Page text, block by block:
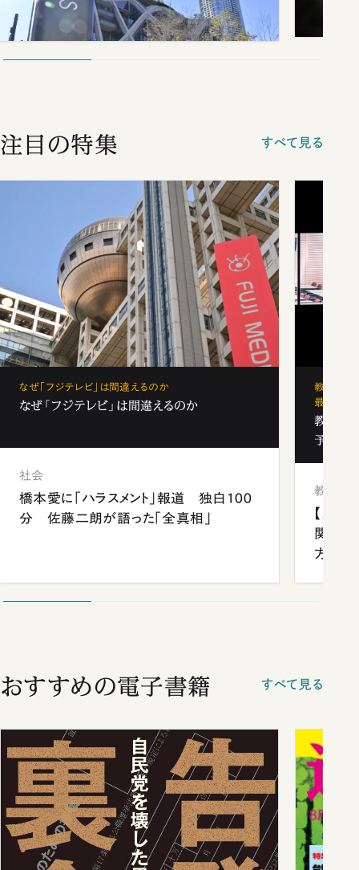
注目の特集 すべて見る
なぜ「フジテレビ」は間違えるのか
なぜ「フジテレビ」は間違えるのか
社会
橋本愛に「ハラスメント」報道 独白100
分 佐藤二朗が語った「全真相」
教育の地
最新勢力
教育の
予備校
教育
【九州
関西
方
おすすめの電子書籍 すべて見る